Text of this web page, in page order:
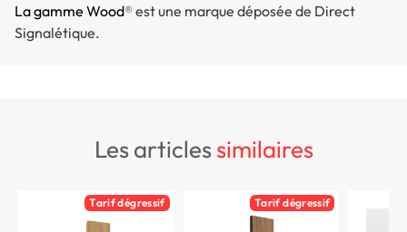
La gamme Wood® est une marque déposée de Direct
Signalétique.
les articlessimilaires
Tarif dégressif Tarif dégressif